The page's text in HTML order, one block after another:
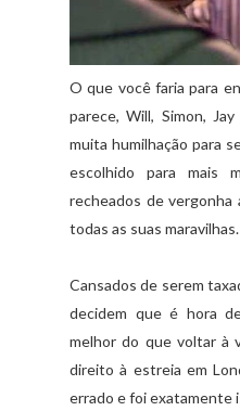
O que você faria para
parece, Will, Simon,
muita humilhação para
escolhido para mais
recheados de
todas as suas maravilhas.
Cansados de serem
decidem que é hora
melhor do que voltar à
direito à estreia em
errado e foi exatamente